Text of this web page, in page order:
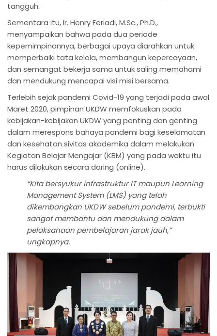
tangguh.
Sementara itu, Ir. Henry Feriadi, M.Sc., Ph.D.,
menyampaikan bahwa pada dua periode
kepemimpinannya, berbagai upaya diarahkan untuk
memperbaiki tata kelola, membangun kepercayaan,
dan semangat bekerja sama untuk saling memahami
dan mendukung mencapai visi misi bersama.
Terlebih sejak pandemi Covid-19 yang terjadi pada awal
Maret 2020, pimpinan UKDW memfokuskan pada
kebijakan-kebijakan UKDW yang penting dan genting
dalam merespons bahaya pandemi bagi keselamatan
dan kesehatan sivitas akademika dalam melakukan
Kegiatan Belajar Mengajar (KBM) yang pada waktu itu
harus dilakukan secara daring (online).
“Kita bersyukur infrastruktur IT maupun Learning
Management System (LMS) yang telah
dikembangkan UKDW sebelum pandemi, terbukti
sangat membantu dan mendukung dalam
pelaksanaan pembelajaran jarak jauh,”
ungkapnya.